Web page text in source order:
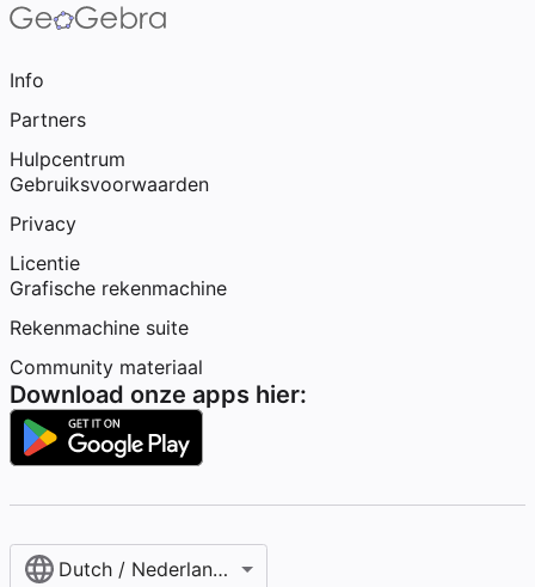
Info
Partners
Hulpcentrum
Gebruiksvoorwaarden
Privacy
Licentie
Grafische rekenmachine
Rekenmachine suite
Community materiaal
Download onze apps hier:
Dutch / Nederlands‎ (België)‎